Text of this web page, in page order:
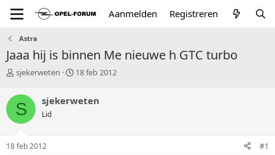
Aanmelden Registreren
Astra
Jaaa hij is binnen Me nieuwe h GTC turbo
T
p
i
c
s
a
sjekerweten
S
r
a
18 feb 2012
S sjekerweten
Lid
18 feb 2012 #1